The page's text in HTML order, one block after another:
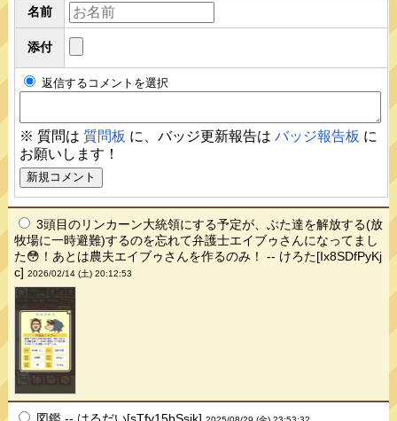
名前
添付
返信するコメントを選択
※ 質問は 質問板 に、バッジ更新報告はバッジ報告板 に
お願いします！
3頭目のリンカーン大統領にする予定が、ぶた達を解放する(放
牧場に一時避難)するのを忘れて弁護士エイブゥさんになってまし
た😳！あとは農夫エイブゥさんを作るのみ！ -- けろた[Ix8SDfPyKj
c]2026/02/14 (土) 20:12:53